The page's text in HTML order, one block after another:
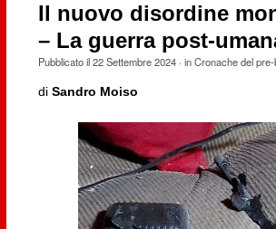
Il nuovo disordine
– La guerra post-
Pubblicato il22 Settembre 2024· inCronache del
di Sandro Moiso